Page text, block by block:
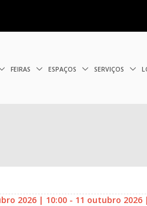
FEIRAS ESPAÇOS SERVIÇOS
2026 | 10:00 - 11 outubro 2026